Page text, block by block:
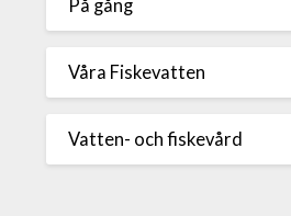
På gång
Våra Fiskevatten
Vatten- och fiskevård